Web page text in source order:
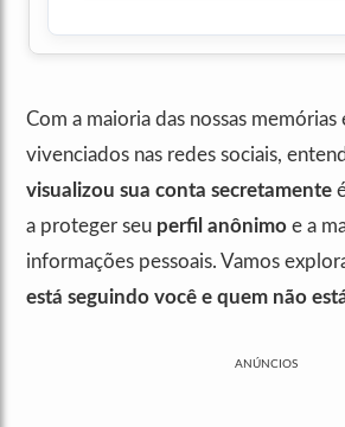
Com a maioria das nossas
vivenciados nas redes sociais,
visualizou sua conta secretamente
a proteger seu perfil anônimo e a
informações pessoais. Vamos
está seguindo você e quem não
ANÚNCIOS